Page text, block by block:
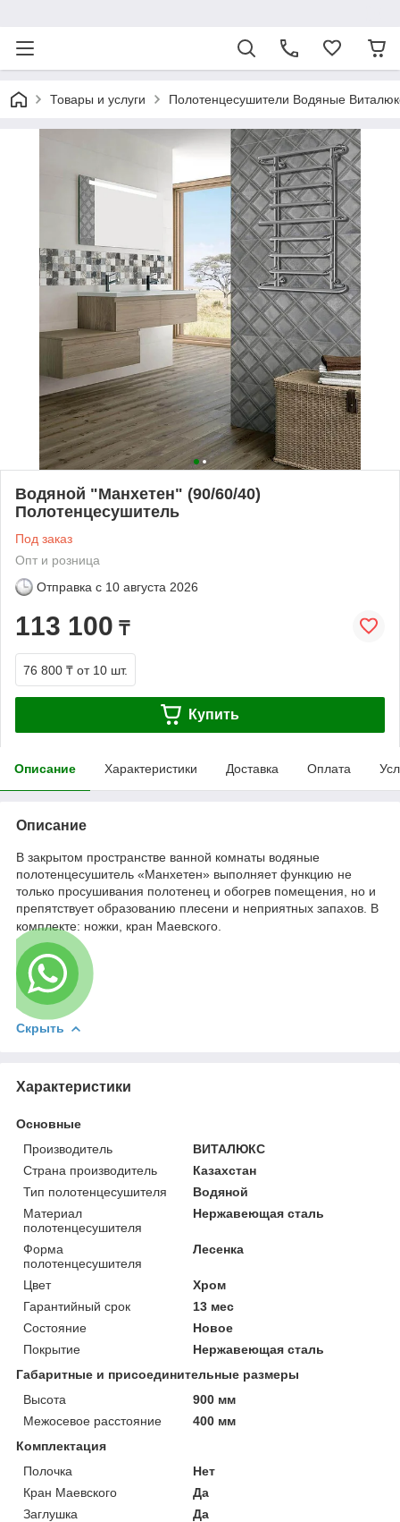
Товары и услуги Полотенцесушители Водяные
Водяной "Манхетен" (90/60/40)
Полотенцесушитель
Под заказ
Опт и розница
Отправка с 10 августа 2026
113 100 ₸
76 800 ₸ от 10 шт.
Купить
Описание Характеристики Доставка Оплата
Описание
В закрытом пространстве ванной комнаты водяные
полотенцесушитель «Манхетен» выполняет функцию не
только просушивания полотенец и обогрев помещения, но и
препятствует образованию плесени и неприятных запахов. В
комплекте: ножки, кран Маевского.
Скрыть
Характеристики
Основные
Производитель
ВИТАЛЮКС
Страна производитель
Казахстан
Тип полотенцесушителя
Водяной
Материал
полотенцесушителя
Нержавеющая сталь
Форма
полотенцесушителя
Лесенка
Цвет
Хром
Гарантийный срок
13 мес
Состояние
Новое
Покрытие
Нержавеющая сталь
Габаритные и присоединительные размеры
Высота
900 мм
Межосевое расстояние
400 мм
Комплектация
Полочка
Нет
Кран Маевского
Да
Заглушка
Да